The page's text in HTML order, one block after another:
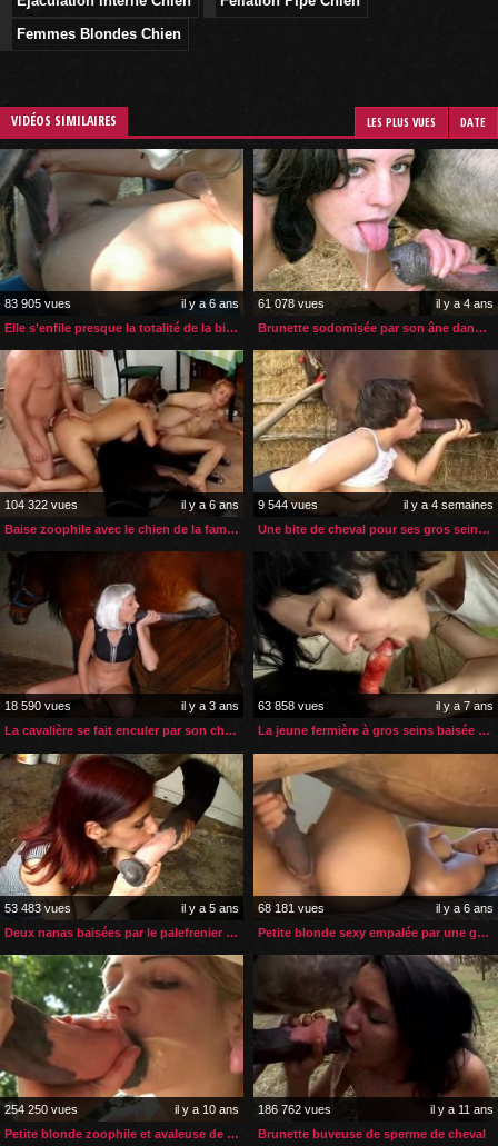
Femmes Blondes Chien
VIDÉOS SIMILAIRES LES PLUS VUES DATE
83 905 vues
il y a 6 ans
Elle s’enfile presque la totalité de la bite de cheval
61 078 vues
il y a 4 ans
Brunette sodomisée par son âne dans la cour de la ferme
104 322 vues
il y a 6 ans
Baise zoophile avec le chien de la famille
9 544 vues
il y a 4 semaines
Une bite de cheval pour ses gros seins et son gros cul
18 590 vues
il y a 3 ans
La cavalière se fait enculer par son cheval avant la promenade
63 858 vues
il y a 7 ans
La jeune fermière à gros seins baisée par son chien
53 483 vues
il y a 5 ans
Deux nanas baisées par le palefrenier et son cheval
68 181 vues
il y a 6 ans
Petite blonde sexy empalée par une grosse bite de cheval
254 250 vues
il y a 10 ans
Petite blonde zoophile et avaleuse de sperme
186 762 vues
il y a 11 ans
Brunette buveuse de sperme de cheval